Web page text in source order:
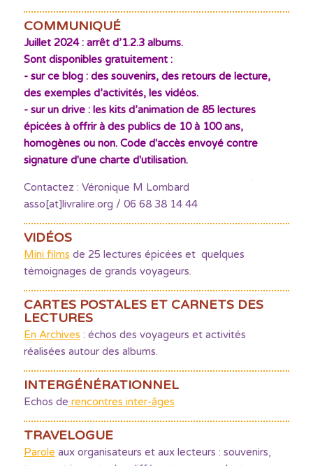
COMMUNIQUÉ
Juillet 2024 : arrêt d’1.2.3 albums.
Sont disponibles gratuitement :
- sur ce blog : des souvenirs, des retours de lecture,
des exemples d’activités, les vidéos.
- sur un drive : les kits d’animation de 85 lectures
épicées à offrir à des publics de 10 à 100 ans,
homogènes ou non. Code d'accès envoyé contre
signature d'une charte d'utilisation.
Contactez : Véronique M Lombard
asso[at]livralire.org / 06 68 38 14 44
VIDÉOS
Mini films de 25 lectures épicées et quelques
témoignages de grands voyageurs.
CARTES POSTALES ET CARNETS DES
LECTURES
En Archives : échos des voyageurs et activités
réalisées autour des albums.
INTERGÉNÉRATIONNEL
Echos de rencontres inter-âges
TRAVELOGUE
Parole aux organisateurs et aux lecteurs : souvenirs,